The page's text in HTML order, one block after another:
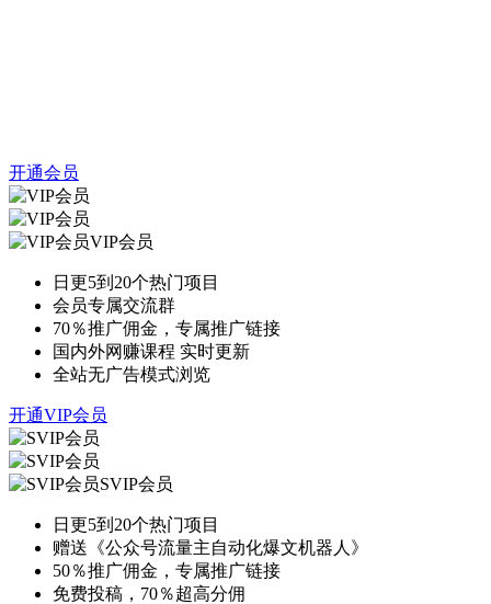
开通会员
VIP会员
日更5到20个热门项目
会员专属交流群
70％推广佣金，专属推广链接
国内外网赚课程 实时更新
全站无广告模式浏览
开通VIP会员
SVIP会员
日更5到20个热门项目
赠送《公众号流量主自动化爆文机器人》
50％推广佣金，专属推广链接
免费投稿，70％超高分佣